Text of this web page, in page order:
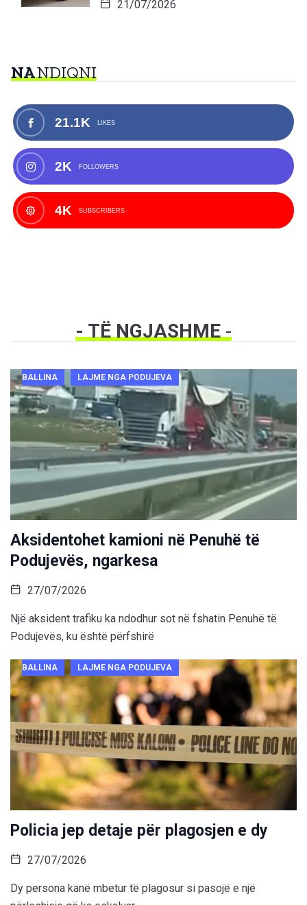
21/07/2026
NANDIQNI
21.1K LIKES
2K FOLLOWERS
4K SUBSCRIBERS
- TË NGJASHME-
BALLINA LAJME NGA PODUJEVA
Aksidentohet kamioni në Penuhë të
Podujevës, ngarkesa
27/07/2026
Një aksident trafiku ka ndodhur sot në fshatin Penuhë të
Podujevës, ku është përfshirë
BALLINA LAJME NGA PODUJEVA
Policia jep detaje për plagosjen e dy
27/07/2026
Dy persona kanë mbetur të plagosur si pasojë e një